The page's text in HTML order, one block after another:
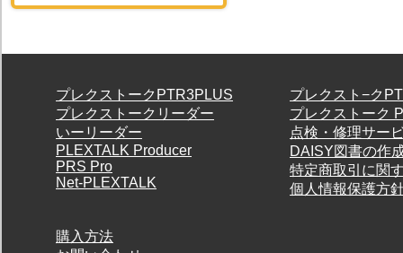
プレクストークPTR3PLUS
プレクストークリーダー
いーリーダー
PLEXTALK Producer
PRS Pro
Net-PLEXTALK
プレクスト−ク
プレクストーク
点検・修理サー
DAISY図書の作
特定商取引に関
個人情報保護方
購入方法